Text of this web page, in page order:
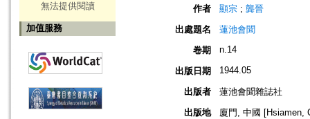
無法提供閱讀
加值服務
作者 顯宗 ; 龔晉
出處題名
蓮池會聞
卷期
n.14
出版日期 1944.05
出版者
蓮池會聞雜誌社
出版地
廈門, 中國 [Hsiamen,